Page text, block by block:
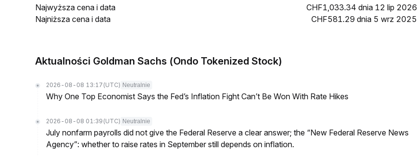
Najwyższa cena i data
CHF1,033.34 dnia 12 lip 2026
Najniższa cena i data
CHF581.29 dnia 5 wrz 2025
Aktualności Goldman Sachs (Ondo Tokenized Stock)
2026-08-08 13:17 (UTC) Neutralnie
Why One Top Economist Says the Fed’s Inflation Fight Can’t Be Won With Rate Hikes
2026-08-08 01:39 (UTC) Neutralnie
July nonfarm payrolls did not give the Federal Reserve a clear answer; the “New Federal Reserve News
Agency”: whether to raise rates in September still depends on inflation.